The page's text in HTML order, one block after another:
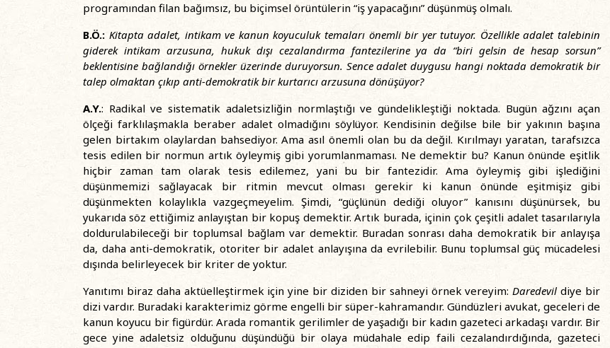
programından filan bağımsız, bu biçimsel örüntülerin “iş yapacağını” düşünmüş olmalı.
B.Ö.: Kitapta adalet, intikam ve kanun koyuculuk temaları önemli bir yer tutuyor. Özellikle adalet talebinin
giderek intikam arzusuna, hukuk dışı cezalandırma fantezilerine ya da “biri gelsin de hesap sorsun”
beklentisine bağlandığı örnekler üzerinde duruyorsun. Sence adalet duygusu hangi noktada demokratik bir
talep olmaktan çıkıp anti-demokratik bir kurtarıcı arzusuna dönüşüyor?
A.Y.: Radikal ve sistematik adaletsizliğin normlaştığı ve gündelikleştiği noktada. Bugün ağzını açan
ölçeği farklılaşmakla beraber adalet olmadığını söylüyor. Kendisinin değilse bile bir yakının başına
gelen birtakım olaylardan bahsediyor. Ama asıl önemli olan bu da değil. Kırılmayı yaratan, tarafsızca
tesis edilen bir normun artık öyleymiş gibi yorumlanmaması. Ne demektir bu? Kanun önünde eşitlik
hiçbir zaman tam olarak tesis edilemez, yani bu bir fantezidir. Ama öyleymiş gibi işlediğini
düşünmemizi sağlayacak bir ritmin mevcut olması gerekir ki kanun önünde eşitmişiz gibi
düşünmekten kolaylıkla vazgeçmeyelim. Şimdi, “güçlünün dediği oluyor” kanısını düşünürsek, bu
yukarıda söz ettiğimiz anlayıştan bir kopuş demektir. Artık burada, içinin çok çeşitli adalet tasarılarıyla
doldurulabileceği bir toplumsal bağlam var demektir. Buradan sonrası daha demokratik bir anlayışa
da, daha anti-demokratik, otoriter bir adalet anlayışına da evrilebilir. Bunu toplumsal güç mücadelesi
dışında belirleyecek bir kriter de yoktur.
Yanıtımı biraz daha aktüelleştirmek için yine bir diziden bir sahneyi örnek vereyim:Daredevil diye bir
dizi vardır. Buradaki karakterimiz görme engelli bir süper-kahramandır. Gündüzleri avukat, geceleri de
kanun koyucu bir figürdür. Arada romantik gerilimler de yaşadığı bir kadın gazeteci arkadaşı vardır. Bir
gece yine adaletsiz olduğunu düşündüğü bir olaya müdahale edip faili cezalandırdığında, gazeteci